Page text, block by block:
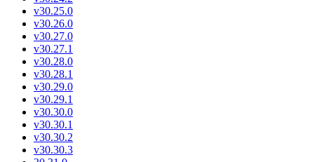
v30.25.0
v30.26.0
v30.27.0
v30.27.1
v30.28.0
v30.28.1
v30.29.0
v30.29.1
v30.30.0
v30.30.1
v30.30.2
v30.30.3